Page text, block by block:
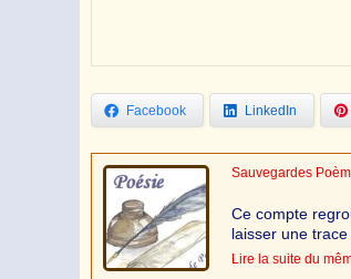
Facebook LinkedIn
Sauvegardes
Ce compte
laisser une
Lire la suite du